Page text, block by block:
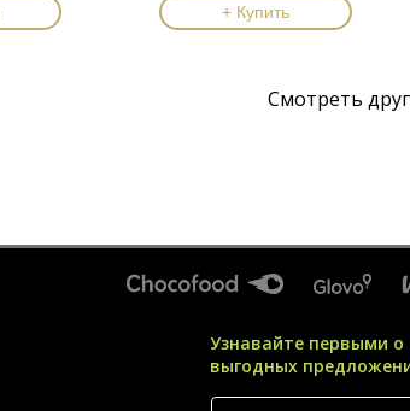
+ Купить
Смотреть
Узнавайте первыми о
выгодных